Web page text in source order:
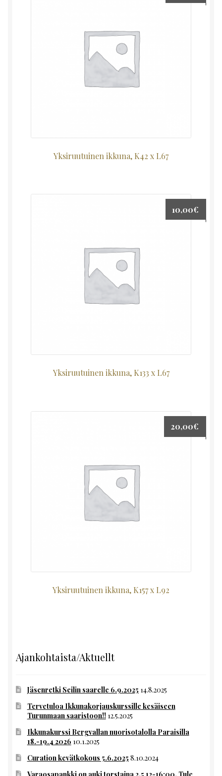
Yksiruutuinen ikkuna, K42 x L67
Yksiruutuinen ikkuna, K133 x L67
10,00€
Yksiruutuinen ikkuna, K157 x L92
20,00€
Ajankohtaista/Aktuellt
Jäsenretki Seilin saarelle 6.9.2025 14.8.2025
Tervetuloa Ikkunakorjauskurssille kesäiseen
Turunmaan saaristoon!! 12.5.2025
Ikkunakurssi Bergvallan nuorisotalolla Paraisilla
18.-19.4 2026 10.1.2025
Curation kevätkokous 5.6.2025 8.10.2024